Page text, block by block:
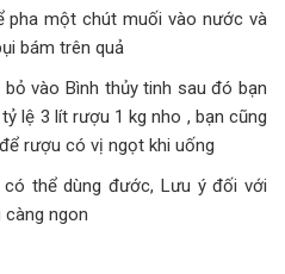
pha một chút muối vào nước và
bám trên quả
vào Bình thủy tinh sau đó bạn
lệ 3 lít rượu 1 kg nho , bạn cũng
rượu có vị ngọt khi uống
thể dùng đước, Lưu ý đối với
càng ngon